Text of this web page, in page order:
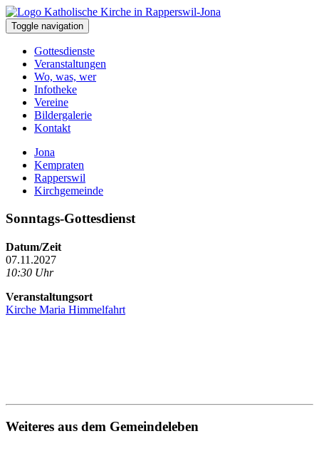
Toggle navigation
Gottesdienste
Veranstaltungen
Wo, was, wer
Infotheke
Vereine
Bildergalerie
Kontakt
Jona
Kempraten
Rapperswil
Kirchgemeinde
Sonntags-Gottesdienst
Datum/Zeit
07.11.2027
10:30 Uhr
Veranstaltungsort
Kirche Maria Himmelfahrt
Weiteres aus dem Gemeindeleben